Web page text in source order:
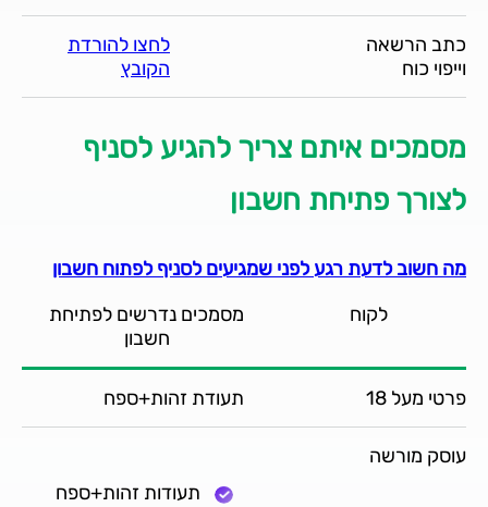
כתב הרשאה
וייפוי כוח
לחצו להורדת
הקובץ
מסמכים איתם צריך להגיע לסניף
לצורך פתיחת חשבון
מה חשוב לדעת רגע לפני שמגיעים לסניף לפתוח חשבון
לקוח
מסמכים נדרשים לפתיחת
חשבון
פרטי מעל 18 תעודת זהות+ספח
עוסק מורשה
תעודות זהות+ספח